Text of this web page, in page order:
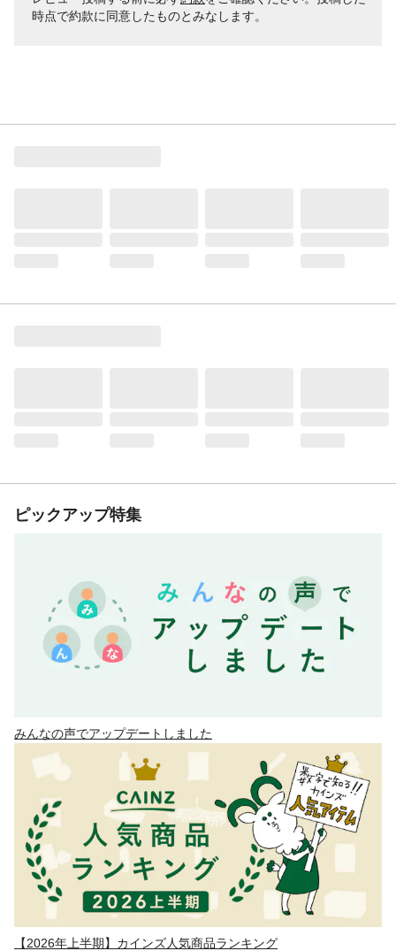
時点で約款に同意したものとみなします。
ピックアップ特集
みんなの声でアップデートしました
【2026年上半期】カインズ人気商品ランキング